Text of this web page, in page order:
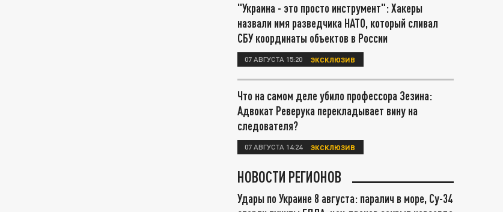
"Украина - это просто инструмент": Хакеры
назвали имя разведчика НАТО, который сливал
СБУ координаты объектов в России
07 АВГУСТА 15:20 ЭКСКЛЮЗИВ
Что на самом деле убило профессора Зезина:
Адвокат Реверука перекладывает вину на
следователя?
07 АВГУСТА 14:24 ЭКСКЛЮЗИВ
НОВОСТИ РЕГИОНОВ
Удары по Украине 8 августа: паралич в море, Су-34